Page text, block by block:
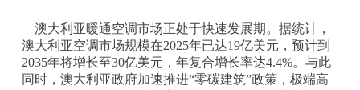
澳大利亚暖通空调市场正处于快速发展期。据统计，
澳大利亚空调市场规模在2025年已达19亿美元，预计到
2035年将增长至30亿美元，年复合增长率达4.4%。与此
同时，澳大利亚政府加速推进“零碳建筑”政策，极端高